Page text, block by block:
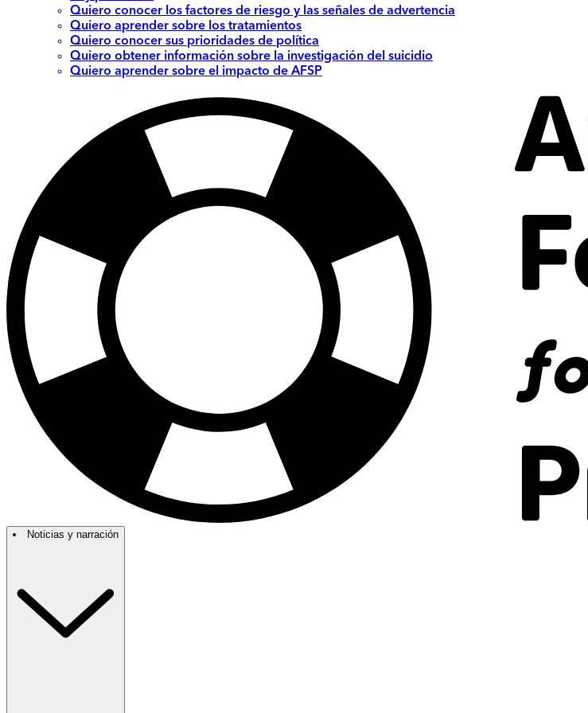
Quiero conocer los factores de riesgo y las señales de advertencia
Quiero aprender sobre los tratamientos
Quiero conocer sus prioridades de política
Quiero obtener información sobre la investigación del suicidio
Quiero aprender sobre el impacto de AFSP
Noticias y narración